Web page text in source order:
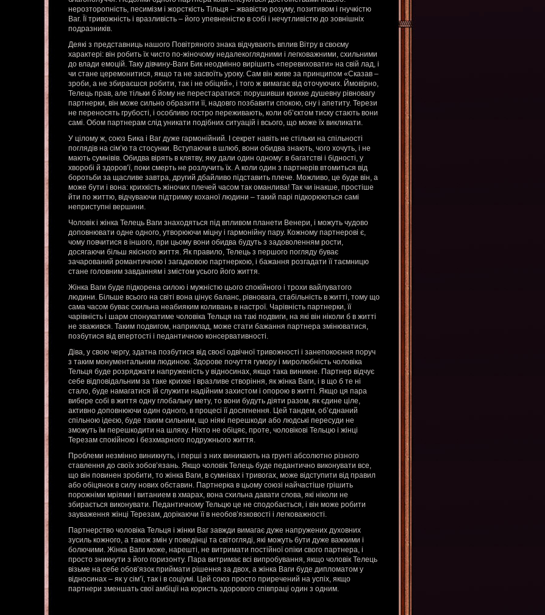
нерозторопність, песимізм і жорсткість Тільця – жвавістю розуму, позитивом і гнучкістю
Ваг. Її тривожність і вразливість – його упевненістю в собі і нечутливістю до зовнішніх
подразників.
Деякі з представниць нашого Повітряного знака відчувають вплив Вітру в своєму
характері: він робить їх чисто по-жіночому недалекоглядними і легковажними, схильними
до влади емоцій. Таку дівчину-Ваги Бик неодмінно вирішить «перевиховати» на свій лад, і
чи стане церемонитися, якщо та не засвоїть уроку. Сам він живе за принципом «Сказав –
зроби, а не збираєшся робити, так і не обіцяй», і того ж вимагає від оточуючих. Ймовірно,
Телець прав, але тільки б йому не перестаратися: порушивши крихке душевну рівновагу
партнерки, він може сильно образити її, надовго позбавити спокою, сну і апетиту. Терези
не переносять грубості, і особливо гостро переживають, коли об’єктом тиску стають вони
самі. Обом партнерам слід уникати подібних ситуацій і всього, що може їх викликати.
У цілому ж, союз Бика і Ваг дуже гармонійний. І секрет навіть не стільки на спільності
поглядів на сім’ю та стосунки. Вступаючи в шлюб, вони обидва знають, чого хочуть, і не
мають сумнівів. Обидва вірять в клятву, яку дали один одному: в багатстві і бідності, у
хворобі й здоров’ї, поки смерть не розлучить їх. А коли один з партнерів втомиться від
боротьби за щасливе завтра, другий дбайливо підставить плече. Можливо, це буде він, а
може бути і вона: крихкість жіночих плечей часом так оманлива! Так чи інакше, простіше
йти по життю, відчуваючи підтримку коханої людини – такий парі підкорюються самі
неприступні вершини.
Чоловік і жінка Телець Ваги знаходяться під впливом планети Венери, і можуть чудово
доповнювати одне одного, утворюючи міцну і гармонійну пару. Кожному партнерові є,
чому повчитися в іншого, при цьому вони обидва будуть з задоволенням рости,
досягаючи більш якісного життя. Як правило, Телець з першого погляду буває
зачарований романтичною і загадковою партнеркою, і бажання розгадати її таємницю
стане головним завданням і змістом усього його життя.
Жінка Ваги буде підкорена силою і мужністю цього спокійного і трохи вайлуватого
людини. Більше всього на світі вона цінує баланс, рівновага, стабільність в житті, тому що
сама часом буває схильна неабияким коливань в настрої. Чарівність партнерки, її
чарівність і шарм спонукатиме чоловіка Тельця на такі подвиги, на які він ніколи б в житті
не зважився. Таким подвигом, наприклад, може стати бажання партнера змінюватися,
позбутися від впертості і педантичною консервативності.
Діва, у свою чергу, здатна позбутися від своєї одвічної тривожності і занепокоєння поруч
з таким монументальним людиною. Здорове почуття гумору і миролюбність чоловіка
Тельця буде розряджати напруженість у відносинах, якщо така виникне. Партнер відчує
себе відповідальним за таке крихке і вразливе створіння, як жінка Ваги, і в що б те ні
стало, буде намагатися їй служити надійним захистом і опорою в житті. Якщо ця пара
вибере собі в життя одну глобальну мету, то вони будуть діяти разом, як єдине ціле,
активно доповнюючи один одного, в процесі її досягнення. Цей тандем, об’єднаний
спільною ідеєю, буде таким сильним, що ніякі перешкоди або людські пересуди не
зможуть їм перешкодити на шляху. Ніхто не обіцяє, проте, чоловікові Тельцю і жінці
Терезам спокійною і безхмарного подружнього життя.
Проблеми незмінно виникнуть, і перші з них виникають на грунті абсолютно різного
ставлення до своїх зобов’язань. Якщо чоловік Телець буде педантично виконувати все,
що він повинен зробити, то жінка Ваги, в сумнівах і тривогах, може відступити від правил
або обіцянок в силу нових обставин. Партнерка в цьому союзі найчастіше грішить
порожніми мріями і витанием в хмарах, вона схильна давати слова, які ніколи не
збирається виконувати. Педантичному Тельцю це не сподобається, і він може робити
зауваження жінці Терезам, дорікаючи її в необов’язковості і легковажності.
Партнерство чоловіка Тельця і жінки Ваг завжди вимагає дуже напружених духовних
зусиль кожного, а також змін у поведінці та світогляді, які можуть бути дуже важкими і
болючими. Жінка Ваги може, нарешті, не витримати постійної опіки свого партнера, і
просто зникнути з його горизонту. Пара витримає всі випробування, якщо чоловік Телець
візьме на себе обов’язок приймати рішення за двох, а жінка Ваги буде дипломатом у
відносинах – як у сім’ї, так і в соціумі. Цей союз просто приречений на успіх, якщо
партнери зменшать свої амбіції на користь здорового співпраці один з одним.